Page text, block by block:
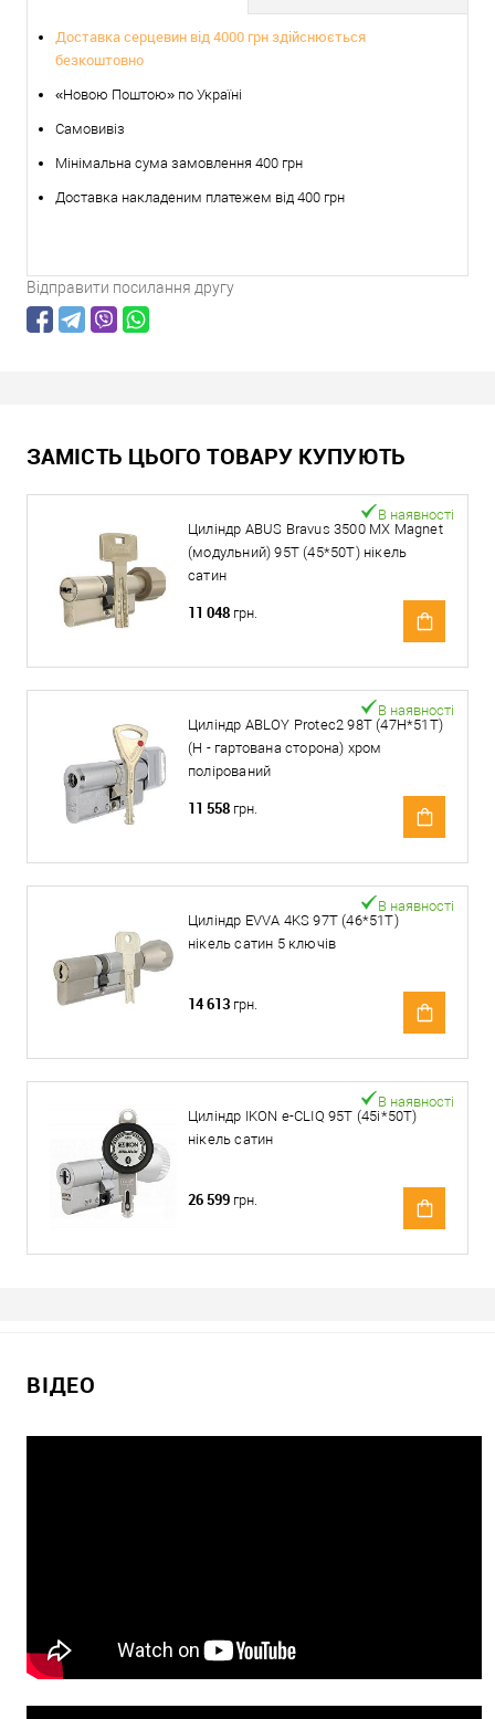
Доставка серцевин від 4000 грн здійснюється
безкоштовно
«Новою Поштою» по Україні
Самовивіз
Мінімальна сума замовлення 400 грн
Доставка накладеним платежем від 400 грн
Відправити посилання другу
ЗАМІСТЬ ЦЬОГО ТОВАРУ КУПУЮТЬ
Циліндр ABUS Bravus 3500 MX Magnet
(модульний) 95T (45*50T) нікель
сатин
В наявності
11 048 грн.
Циліндр ABLOY Protec2 98T (47H*51T)
(H - гартована сторона) хром
полірований
В наявності
11 558 грн.
Циліндр EVVA 4KS 97T (46*51T)
нікель сатин 5 ключів
В наявності
14 613 грн.
Циліндр IKON e-CLIQ 95T (45i*50T)
нікель сатин
В наявності
26 599 грн.
ВІДЕО